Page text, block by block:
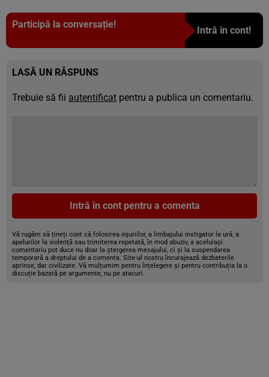
Participă la conversație!
Intră în cont!
LASĂ UN RĂSPUNS
Trebuie să fii autentificat pentru a publica un comentariu.
Intră în cont pentru a comenta
Vă rugăm să țineți cont că folosirea injuriilor, a limbajului instigator la ură, a
apelurilor la violență sau trimiterea repetată, în mod abuziv, a aceluiași
comentariu pot duce nu doar la ștergerea mesajului, ci și la suspendarea
temporară a dreptului de a comenta. Site-ul nostru încurajează dezbaterile
aprinse, dar civilizate. Vă mulțumim pentru înțelegere și pentru contribuția la o
discuție bazată pe argumente, nu pe atacuri.